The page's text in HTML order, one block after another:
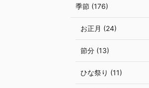
季節 (176)
お正月 (24)
節分 (13)
ひな祭り (11)